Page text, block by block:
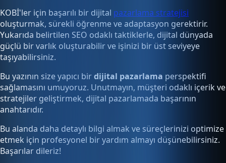
KOBİ'ler için başarılı bir dijital pazarlama stratejisi
oluşturmak, sürekli öğrenme ve adaptasyon gerektirir.
Yukarıda belirtilen SEO odaklı taktiklerle, dijital dünyada
güçlü bir varlık oluşturabilir ve işinizi bir üst seviyeye
taşıyabilirsiniz.
Bu yazının size yapıcı birdijital pazarlama perspektifi
sağlamasını umuyoruz. Unutmayın, müşteri odaklı içerik ve
stratejiler geliştirmek, dijital pazarlamada başarının
anahtarıdır.
Bu alanda daha detaylı bilgi almak ve süreçlerinizi optimize
etmek için profesyonel bir yardım almayı düşünebilirsiniz.
Başarılar dileriz!